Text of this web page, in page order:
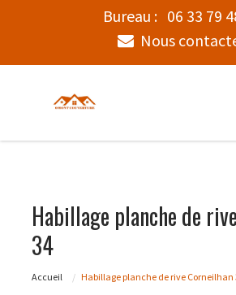
Bureau : 06 33 79
Nous
Habillage planche de
34
Accueil Habillage planche de rive Corneilhan